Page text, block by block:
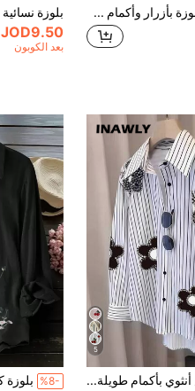
SHEIN Clasi أبلوزة بأزرار وأكمام طويلة بطباعة سوداء، المقاسات الكبيرة للنساء
JOD9.50
بعد الكوبون
5
INAWLY قميص أنثوي بأكمام طويلة وأزرار أمامية، بنمط مزخرف بالراين والخطوط للمقاسات الكبيرة %8-